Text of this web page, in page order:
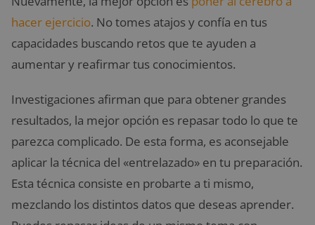
hacer ejercicio. No tomes atajos y confía en tus
capacidades buscando retos que te ayuden a
aumentar y reafirmar tus conocimientos.
Investigaciones afirman que para obtener grandes
resultados, la mejor opción es repasar todo lo que te
parezca complicado. De esta forma, es aconsejable
aplicar la técnica del «entrelazado» en tu preparación.
Esta técnica consiste en probarte a ti mismo,
mezclando los distintos datos que deseas aprender.